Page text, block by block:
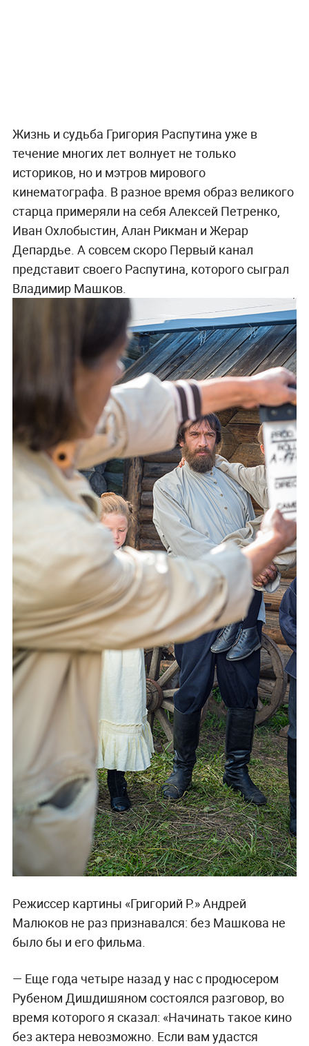
Жизнь и судьба Григория Распутина уже в
течение многих лет волнует не только
историков, но и мэтров мирового
кинематографа. В разное время образ великого
старца примеряли на себя Алексей Петренко,
Иван Охлобыстин, Алан Рикман и Жерар
Депардье. А совсем скоро Первый канал
представит своего Распутина, которого сыграл
Владимир Машков.
Режиссер картины «Григорий Р.» Андрей
Малюков не раз признавался: без Машкова не
было бы и его фильма.
— Еще года четыре назад у нас с продюсером
Рубеном Дишдишяном состоялся разговор, во
время которого я сказал: «Начинать такое кино
без актера невозможно. Если вам удастся